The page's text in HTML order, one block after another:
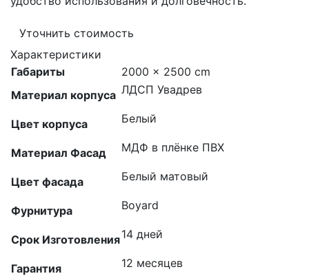
Уточнить стоимость
Характеристики
Габариты
2000 × 2500 cm
Материал корпуса ЛДСП Увадрев
Цвет корпуса Белый
Материал Фасад МДФ в плёнке ПВХ
Цвет фасада Белый матовый
Фурнитура Boyard
Срок Изготовления14 дней
Гарантия 12 месяцев